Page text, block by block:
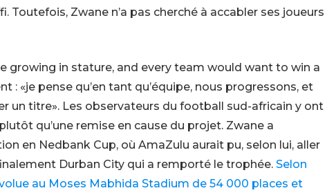
Toutefois, Zwane n’a pas cherché à accabler ses joueurs
growing in stature, and every team would want to win a
: «je pense qu’en tant qu’équipe, nous progressons, et
un titre». Les observateurs du football sud-africain y ont
qu’une remise en cause du projet. Zwane a
en Nedbank Cup, où AmaZulu aurait pu, selon lui, aller
Durban City qui a remporté le trophée. Selon
au Moses Mabhida Stadium de 54 000 places et